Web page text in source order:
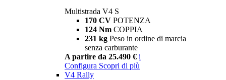
Multistrada V4 S
170 CV POTENZA
124 Nm COPPIA
231 kg Peso in ordine di marcia
senza carburante
A partire da 25.490 € i
Configura Scopri di più
V4 Rally